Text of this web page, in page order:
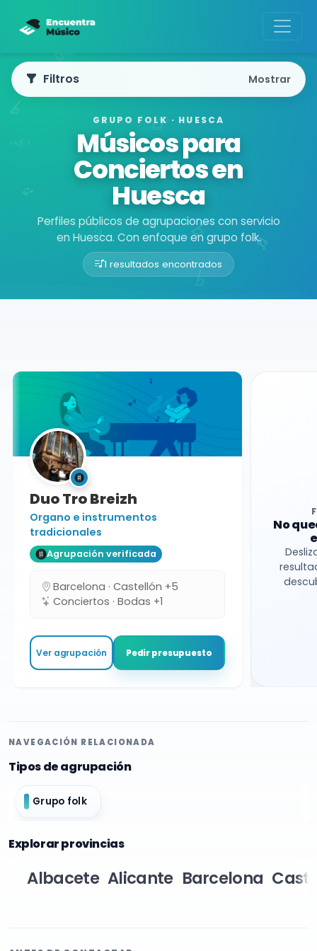
GRUPO FOLK · HUESCA
Músicos para
Conciertos en
Huesca
Perfiles públicos de agrupaciones con servicio
en Huesca. Con enfoque en grupo folk.
1 resultados encontrados
Buscador de músicos
Filtros Mostrar
Duo Tro Breizh
Organo e instrumentos
tradicionales
Agrupación verificada
Barcelona · Castellón +5
Conciertos · Bodas +1
Ver agrupación Pedir presupuesto
No
NAVEGACIÓN RELACIONADA
Tipos de agrupación
Grupo folk
Explorar provincias
Albacete Alicante Barcelona